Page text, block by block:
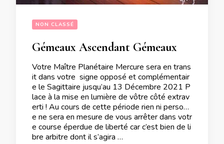
NON CLASSÉ
Votre Maître Planétaire Mercure sera en trans
it dans votre signe opposé et complémentair
e le Sagittaire jusqu’au 13 Décembre 2021 P
lace à la mise en lumière de vôtre côté extrav
erti ! Au cours de cette période rien ni personn
e ne sera en mesure de vous arrêter dans votr
e course éperdue de liberté car c’est bien de li
bre arbitre dont il s’agira …